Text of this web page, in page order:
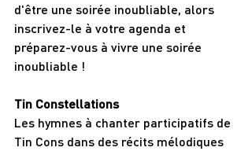
d'être une soirée inoubliable, alors
inscrivez-le à votre agenda et
préparez-vous à vivre une soirée
inoubliable !
Tin Constellations
Les hymnes à chanter participatifs de
Tin Cons dans des récits mélodiques